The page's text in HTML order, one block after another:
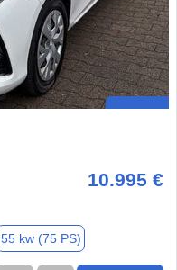
10.995 €
55 kw (75 PS)